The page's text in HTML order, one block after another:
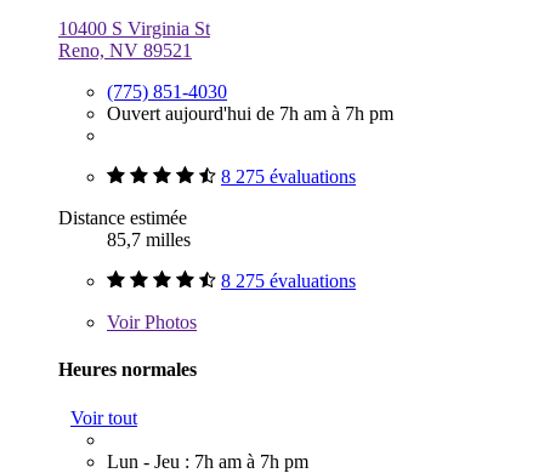
10400 S Virginia St
Reno, NV 89521
(775) 851-4030
Ouvert aujourd'hui de 7h am à 7h pm
8 275 évaluations
Distance estimée
85,7 milles
8 275 évaluations
VoirPhotos
Heures normales
Voir tout
Lun - Jeu : 7h am à 7h pm